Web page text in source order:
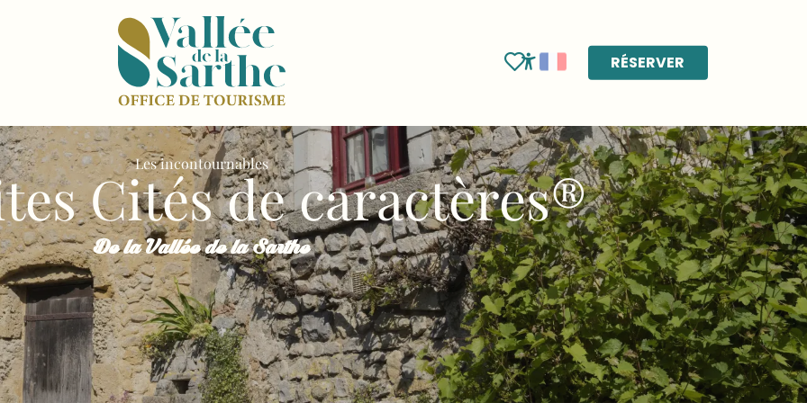
Accessibilité
Voir les favoris
RÉSERVER
Les incontournables
Cités de caractères®
De la Vallée de la Sarthe